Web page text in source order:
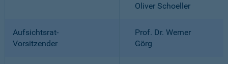
Oliver Schoeller
Aufsichtsrat-
Vorsitzender
Prof. Dr. Werner
Görg